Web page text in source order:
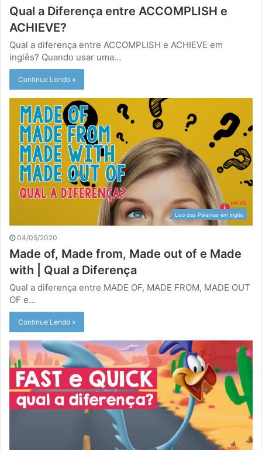
Qual a Diferença entre ACCOMPLISH e
ACHIEVE?
Qual a diferença entre ACCOMPLISH e ACHIEVE em
inglês? Quando usar uma…
Continue Lendo »
Uso das Palavras em Inglês
04/05/2020
Made of, Made from, Made out of e Made
with | Qual a Diferença
Qual a diferença entre MADE OF, MADE FROM, MADE OUT
OF e…
Continue Lendo »